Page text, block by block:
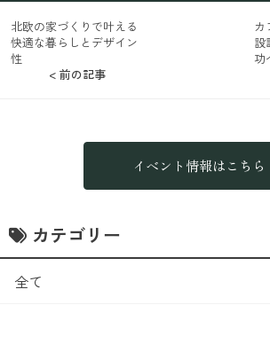
< 前の記事
北欧の家づくりで叶える
快適な暮らしとデザイン
性
カ
設
功
イベント情報はこちら
カテゴリー
全て